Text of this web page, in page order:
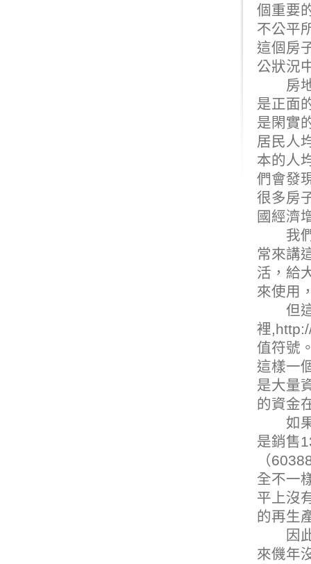
個重要
不公平
這個房
公狀況
房地
是正面
是閑實
居民人
本的人
們會發
很多房
國經濟
我們
常來講
活，給
來使用
但這
裡,
值符號
這樣一
是大量
的資金
如果
是銷售
（
全不一
平上沒
的再生
因此
來僟年